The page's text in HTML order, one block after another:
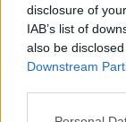
disclosure of
IAB’s list of
also be
Downstream
Comentari: